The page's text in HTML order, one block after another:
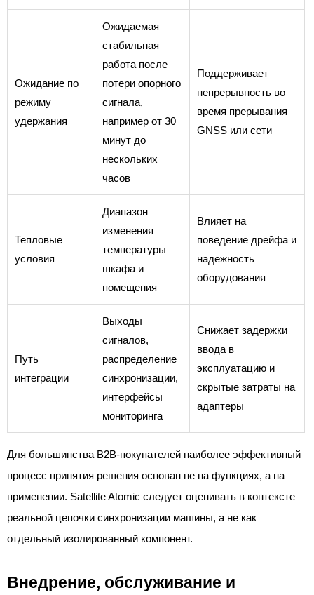
Ожидание по
режиму
удержания
Ожидаемая
стабильная
работа после
потери опорного
сигнала,
например от 30
минут до
нескольких
часов
Поддерживает
непрерывность во
время прерывания
GNSS или сети
Тепловые
условия
Диапазон
изменения
температуры
шкафа и
помещения
Влияет на
поведение дрейфа и
надежность
оборудования
Путь
интеграции
Выходы
сигналов,
распределение
синхронизации,
интерфейсы
мониторинга
Снижает задержки
ввода в
эксплуатацию и
скрытые затраты на
адаптеры
Для большинства B2B-покупателей наиболее эффективный
процесс принятия решения основан не на функциях, а на
применении. Satellite Atomic следует оценивать в контексте
реальной цепочки синхронизации машины, а не как
отдельный изолированный компонент.
Внедрение, обслуживание и